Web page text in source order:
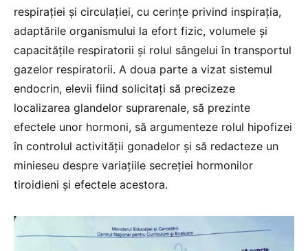
respirației și circulației, cu cerințe privind inspirația,
adaptările organismului la efort fizic, volumele și
capacitățile respiratorii și rolul sângelui în transportul
gazelor respiratorii. A doua parte a vizat sistemul
endocrin, elevii fiind solicitați să precizeze
localizarea glandelor suprarenale, să prezinte
efectele unor hormoni, să argumenteze rolul hipofizei
în controlul activității gonadelor și să redacteze un
minieseu despre variațiile secreției hormonilor
tiroidieni și efectele acestora.